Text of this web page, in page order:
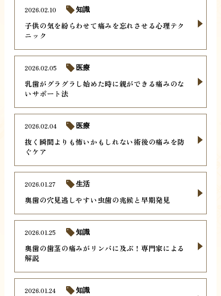
子供の気を紛らわせて痛みを忘れさせる心理テク
ニック
2026.02.10 知識
乳歯がグラグラし始めた時に親ができる痛みのな
いサポート法
2026.02.05 医療
抜く瞬間よりも怖いかもしれない術後の痛みを防
ぐケア
2026.02.04 医療
奥歯の穴見逃しやすい虫歯の兆候と早期発見
2026.01.27 生活
奥歯の歯茎の痛みがリンパに及ぶ！専門家による
解説
2026.01.25 知識
2026.01.24 知識